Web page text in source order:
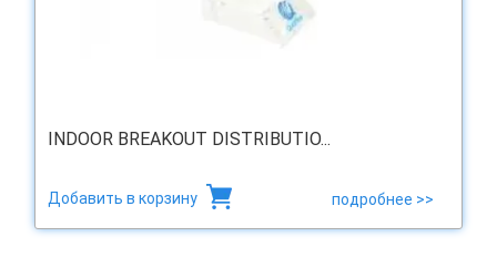
INDOOR BREAKOUT DISTRIBUTIO...
Добавить в корзину подробнее >>